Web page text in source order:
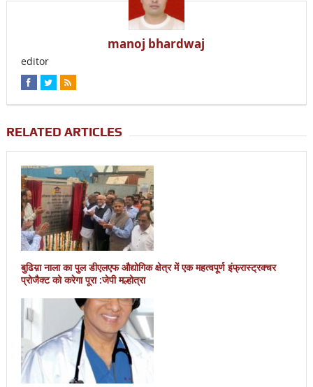
manoj bhardwaj
editor
RELATED ARTICLES
बुढिय़ा नाला का पुल डीएलएफ औद्योगिक क्षेत्र में एक महत्वपूर्ण इंफ्रास्ट्रक्चर
प्रोजैक्ट को करेगा पूरा :जेपी मल्होत्रा